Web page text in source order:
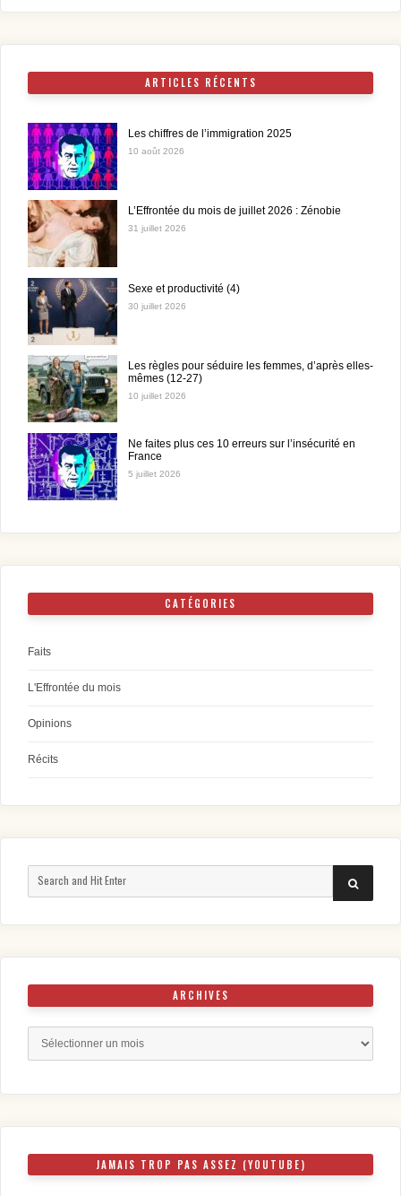
ARTICLES RÉCENTS
Les chiffres de l’immigration 2025
10 août 2026
L’Effrontée du mois de juillet 2026 : Zénobie
31 juillet 2026
Sexe et productivité (4)
30 juillet 2026
Les règles pour séduire les femmes, d’après elles-
mêmes (12-27)
10 juillet 2026
Ne faites plus ces 10 erreurs sur l’insécurité en
France
5 juillet 2026
CATÉGORIES
Faits
L'Effrontée du mois
Opinions
Récits
SEARCH
ARCHIVES
JAMAIS TROP PAS ASSEZ (YOUTUBE)